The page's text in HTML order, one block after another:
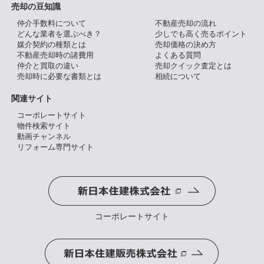
売却の豆知識
仲介手数料について
どんな業者を選ぶべき？
媒介契約の種類とは
不動産売却時の諸費用
仲介と買取の違い
売却時に必要な書類とは
不動産売却の流れ
少しでも高く売るポイント
売却価格の決め方
よくある質問
売却クイック査定とは
相続について
関連サイト
コーポレートサイト
物件検索サイト
動画チャンネル
リフォーム専門サイト
コーポレートサイト